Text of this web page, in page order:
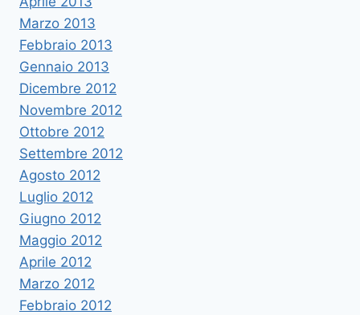
Marzo 2013
Febbraio 2013
Gennaio 2013
Dicembre 2012
Novembre 2012
Ottobre 2012
Settembre 2012
Agosto 2012
Luglio 2012
Giugno 2012
Maggio 2012
Aprile 2012
Marzo 2012
Febbraio 2012